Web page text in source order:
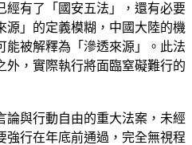
經有了「國安五法」，還有必要
源」的定義模糊，中國大陸的機
能被解釋為「滲透來源」。此法
外，實際執行將面臨窒礙難行的
論與行動自由的重大法案，未經
強行在年底前通過，完全無視程